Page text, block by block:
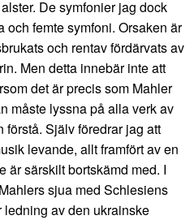
De symfonier jag dock
och femte symfoni. Orsaken är
och rentav fördärvats av
Men detta innebär inte att
det är precis som Mahler
måste lyssna på alla verk av
förstå. Själv föredrar jag att
levande, allt framfört av en
är särskilt bortskämd med. I
sjua med Schlesiens
av den ukrainske